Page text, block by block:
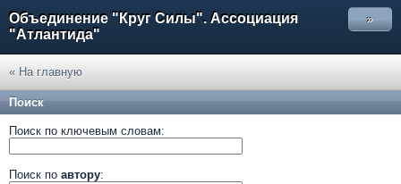
Объединение "Круг Силы". Ассоциация
"Атлантида"
»
« На главную
Поиск
Поиск по ключевым словам:
Поиск по автору: